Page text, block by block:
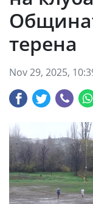
терена
Nov 29, 2025,